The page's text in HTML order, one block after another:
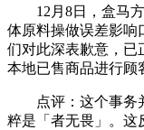
12月8日，盒马方
体原料操做误差影响
们对此深表歉意，已
本地已售商品进行顾
点评：这个事务并
粹是「者无畏」。这